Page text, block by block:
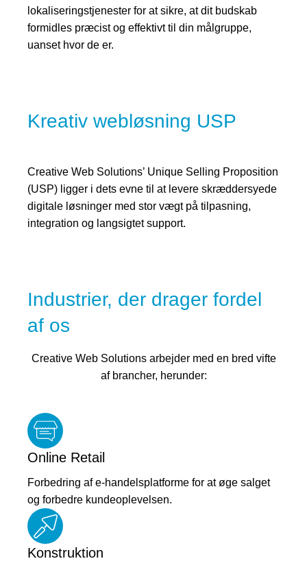
lokaliseringstjenester for at sikre, at dit budskab
formidles præcist og effektivt til din målgruppe,
uanset hvor de er.
Kreativ webløsning USP
Creative Web Solutions’ Unique Selling Proposition
(USP) ligger i dets evne til at levere skræddersyede
digitale løsninger med stor vægt på tilpasning,
integration og langsigtet support.
Industrier, der drager fordel
af os
Creative Web Solutions arbejder med en bred vifte
af brancher, herunder:
Online Retail
Forbedring af e-handelsplatforme for at øge salget
og forbedre kundeoplevelsen.
Konstruktion